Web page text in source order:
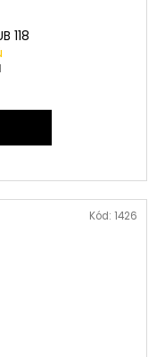
118
Kód: 1426